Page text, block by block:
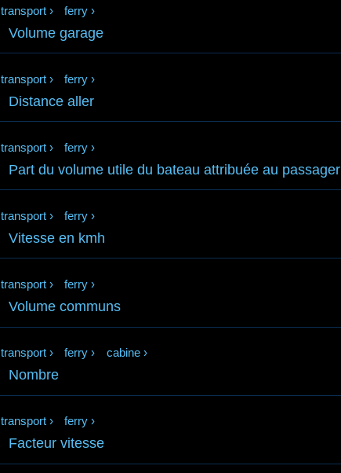
transport › ferry ›
Volume garage
transport › ferry ›
Distance aller
transport › ferry ›
Part du volume utile du bateau attribuée au passager
transport › ferry ›
Vitesse en kmh
transport › ferry ›
Volume communs
transport › ferry › cabine ›
Nombre
transport › ferry ›
Facteur vitesse